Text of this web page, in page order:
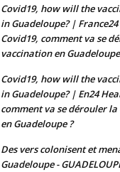
Covid19, how will the
in Guadeloupe? |
Covid19, comment va se
vaccination en
Covid19, how will the
in Guadeloupe? | En24
comment va se dérouler
en Guadeloupe ?
Des vers colonisent et
Guadeloupe -